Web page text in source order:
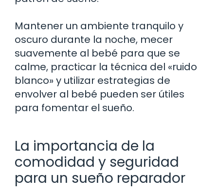
Mantener un ambiente tranquilo y
oscuro durante la noche, mecer
suavemente al bebé para que se
calme, practicar la técnica del «ruido
blanco» y utilizar estrategias de
envolver al bebé pueden ser útiles
para fomentar el sueño.
La importancia de la
comodidad y seguridad
para un sueño reparador